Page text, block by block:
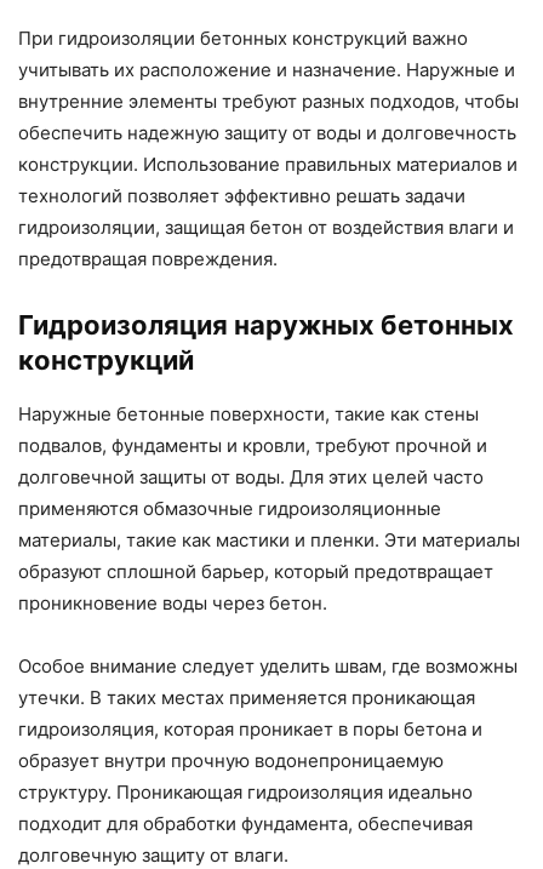
При гидроизоляции бетонных конструкций важно
учитывать их расположение и назначение. Наружные и
внутренние элементы требуют разных подходов, чтобы
обеспечить надежную защиту от воды и долговечность
конструкции. Использование правильных материалов и
технологий позволяет эффективно решать задачи
гидроизоляции, защищая бетон от воздействия влаги и
предотвращая повреждения.
Гидроизоляция наружных бетонных
конструкций
Наружные бетонные поверхности, такие как стены
подвалов, фундаменты и кровли, требуют прочной и
долговечной защиты от воды. Для этих целей часто
применяются обмазочные гидроизоляционные
материалы, такие как мастики и пленки. Эти материалы
образуют сплошной барьер, который предотвращает
проникновение воды через бетон.
Особое внимание следует уделить швам, где возможны
утечки. В таких местах применяется проникающая
гидроизоляция, которая проникает в поры бетона и
образует внутри прочную водонепроницаемую
структуру. Проникающая гидроизоляция идеально
подходит для обработки фундамента, обеспечивая
долговечную защиту от влаги.